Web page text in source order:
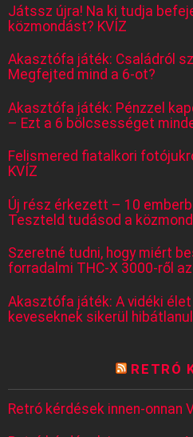
Játssz újra! Na ki tudja
közmondást? KVÍZ
Akasztófa játék: Családról
Megfejted mind a 6-ot?
Akasztófa játék: Pénzzel
– Ezt a 6 bölcsességet
Felismered fiatalkori
KVÍZ
Új rész érkezett – 10
Teszteld tudásod a
Szeretné tudni, hogy miért
forradalmi THC-X 3000-ről
Akasztófa játék: A vidéki
keveseknek sikerül
RETRÓ
Retró kérdések innen-onnan